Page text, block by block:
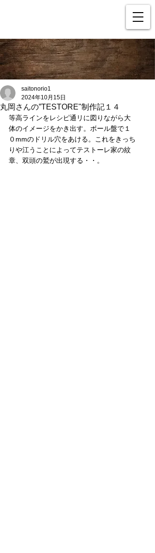
丸岡さんの”TESTORE"制作記１４
saitonorio1
2024年10月15日
等高ラインをレシピ通リに図りながら大
体のイメージをかき出す。ボール盤で１
０mmのドリル穴をあける。これをきっち
りや江うことによってテストーレ家の紋
章、双頭の鷲が出現する・・。